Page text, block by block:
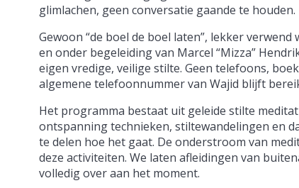
glimlachen, geen conversatie gaande te houden.
Gewoon “de boel de boel laten”, lekker
en onder begeleiding van Marcel “Mizza”
eigen vredige, veilige stilte. Geen telefoons,
algemene telefoonnummer van Wajid blijft
Het programma bestaat uit geleide stilte
ontspanning technieken, stiltewandelingen en
te delen hoe het gaat. De onderstroom van
deze activiteiten. We laten afleidingen van
volledig over aan het moment.